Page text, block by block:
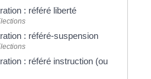
: référé liberté
: référé-suspension
: référé instruction (ou